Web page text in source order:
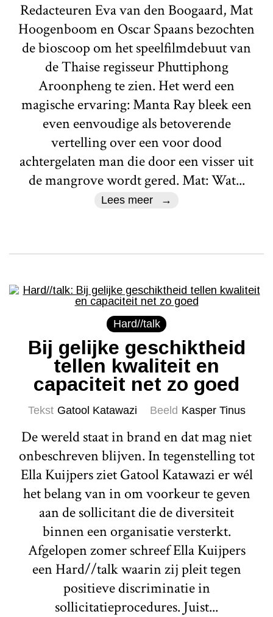
Redacteuren Eva van den Boogaard, Mat
Hoogenboom en Oscar Spaans bezochten
de bioscoop om het speelfilmdebuut van
de Thaise regisseur Phuttiphong
Aroonpheng te zien. Het werd een
magische ervaring: Manta Ray bleek een
even eenvoudige als betoverende
vertelling over een voor dood
achtergelaten man die door een visser uit
de mangrove wordt gered. Mat: Wat...
Lees meer
Hard//talk
Bij gelijke geschiktheid
tellen kwaliteit en
capaciteit net zo goed
Tekst Gatool Katawazi Beeld Kasper Tinus
De wereld staat in brand en dat mag niet
onbeschreven blijven. In tegenstelling tot
Ella Kuijpers ziet Gatool Katawazi er wél
het belang van in om voorkeur te geven
aan de sollicitant die de diversiteit
binnen een organisatie versterkt.
Afgelopen zomer schreef Ella Kuijpers
een Hard//talk waarin zij pleit tegen
positieve discriminatie in
sollicitatieprocedures. Juist...